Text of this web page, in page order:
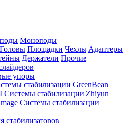
Моноподы
Головы Площадки Чехлы Адаптеры
Держатели Прочие
упоры
стабилизации GreenBean
Системы стабилизации Zhiyun
Системы стабилизации
стабилизаторов